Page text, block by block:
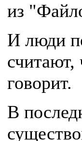
из
И люди
говорит.
В